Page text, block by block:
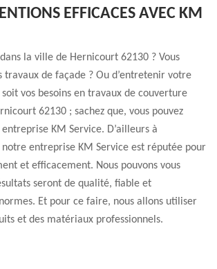
EFFICACES AVEC KM
la ville de Hernicourt 62130 ? Vous
travaux de façade ? Ou d’entretenir votre
vos besoins en travaux de couverture
62130 ; sachez que, vous pouvez
KM Service. D’ailleurs à
entreprise KM Service est réputée pour
et efficacement. Nous pouvons vous
seront de qualité, fiable et
Et pour ce faire, nous allons utiliser
et des matériaux professionnels.